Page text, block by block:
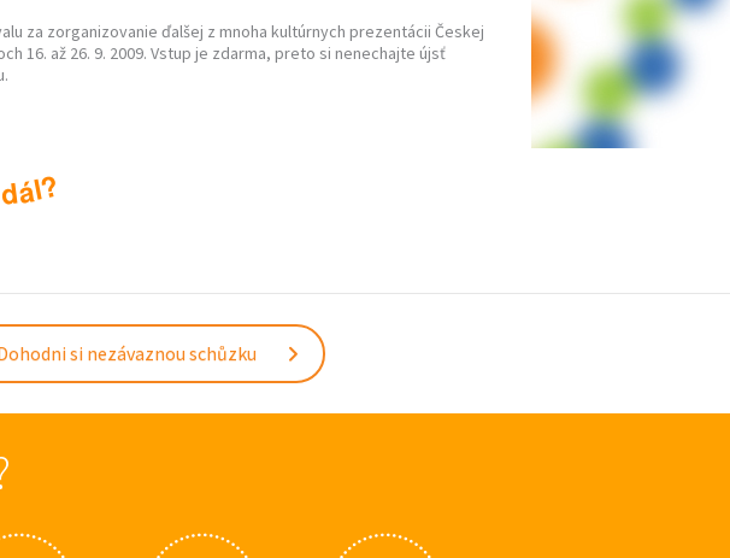
za zorganizovanie ďalšej z mnoha kultúrnych prezentácii Českej
16. až 26. 9. 2009. Vstup je zdarma, preto si nenechajte újsť
dál?
si nezávaznou schůzku